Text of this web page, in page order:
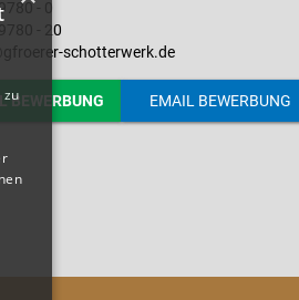
- 0
- 20
schotterwerk.de
BEWERBUNG EMAIL BEWERBUNG
zu